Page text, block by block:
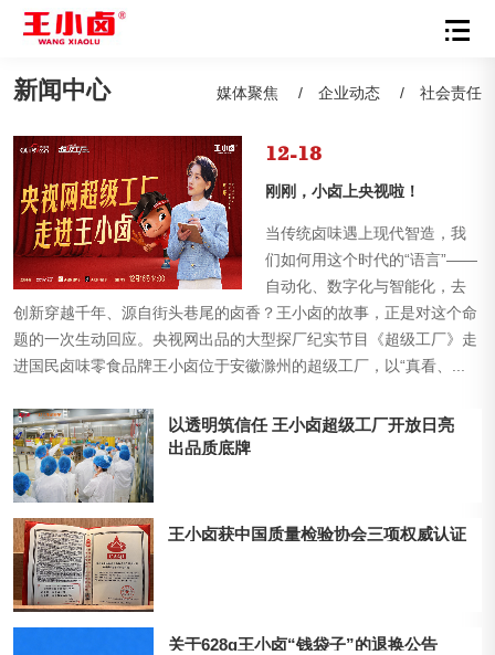
媒体聚焦 / 企业动态 / 社会责任
新闻中心
12-18
刚刚，小卤上央视啦！
当传统卤味遇上现代智造，我
们如何用这个时代的“语言”——
自动化、数字化与智能化，去
创新穿越千年、源自街头巷尾的卤香？王小卤的故事，正是对这个命
题的一次生动回应。央视网出品的大型探厂纪实节目《超级工厂》走
进国民卤味零食品牌王小卤位于安徽滁州的超级工厂，以“真看、...
以透明筑信任 王小卤超级工厂开放日亮
出品质底牌
王小卤获中国质量检验协会三项权威认证
关于628g王小卤“钱袋子”的退换公告